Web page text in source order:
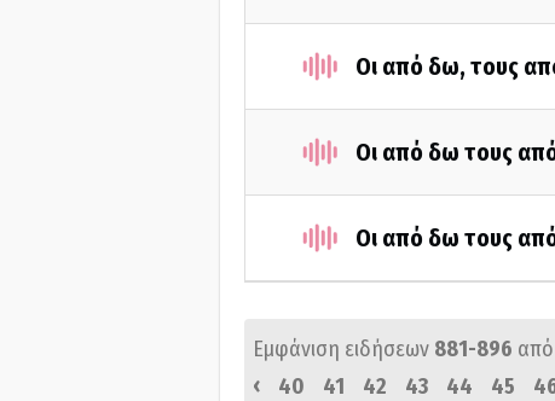
Οι από δω, τους
Οι από δω τους
Οι από δω τους
Εμφάνιση ειδήσεων 881-896
‹
40 41 42 43 44 45